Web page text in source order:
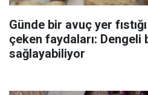
Günde bir avuç yer
çeken faydaları: Dengeli
sağlayabiliyor